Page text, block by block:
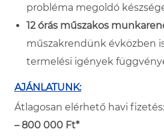
probléma megoldó
12 órás műszakos
műszakrendünk évközben
termelési igények
AJÁNLATUNK:
Átlagosan elérhető havi fizetés:
– 800 000 Ft*